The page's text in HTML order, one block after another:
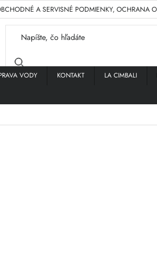
A SERVISNÉ PODMIENKY, OCHRANA
VODY KONTAKT LA CIMBALI